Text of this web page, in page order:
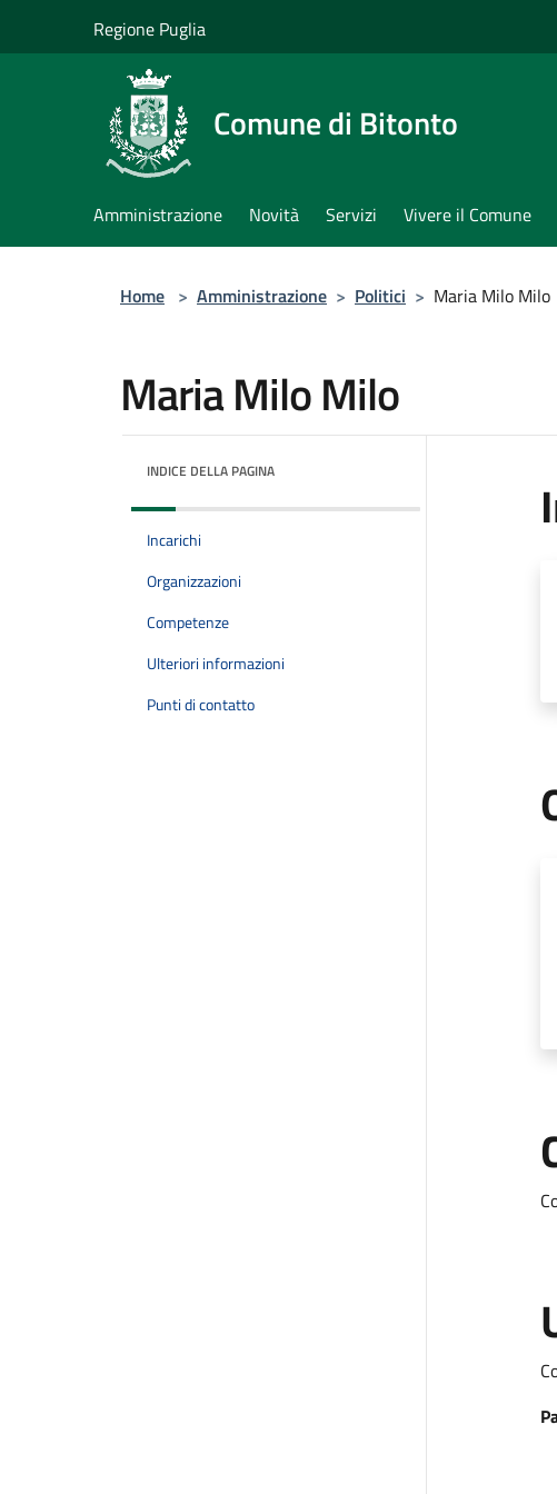
Regione Puglia
Comune di Bitonto
Amministrazione Novità Servizi Vivere il Comune
Home > Amministrazione > Politici > Maria Milo Milo
Maria Milo Milo
INDICE DELLA PAGINA
Incarichi
Organizzazioni
Competenze
Ulteriori informazioni
Punti di contatto